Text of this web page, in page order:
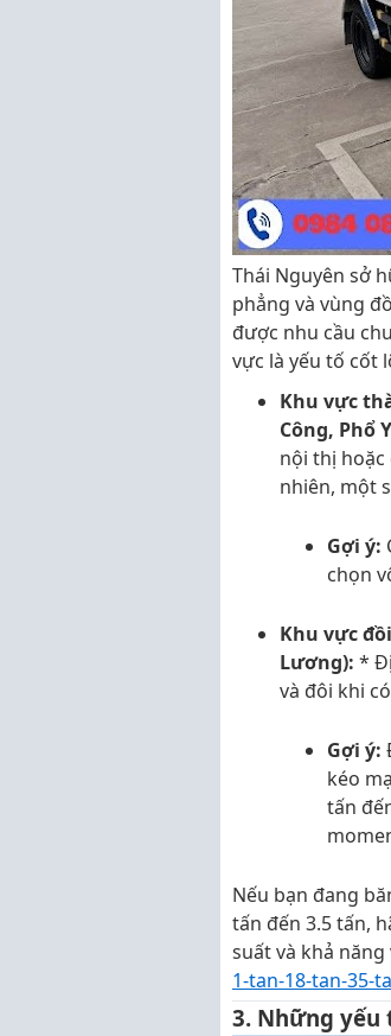
Thái Nguyên sở
phẳng và vùng
được nhu cầu
vực là yếu tố cốt
Khu vực
Công, Phổ
nội thị hoặc
nhiên, một
Gợi ý:
chọn
Khu vực
Lương): *
và đôi khi
Gợi ý:
kéo
tấn
Nếu bạn đang
tấn đến 3.5 tấn,
suất và khả
1-tan-18-tan-35-
3. Những